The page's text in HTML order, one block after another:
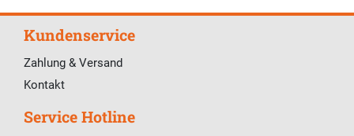
Kundenservice
Zahlung & Versand
Kontakt
Service Hotline